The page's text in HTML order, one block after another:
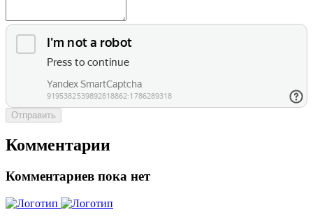
Отправить
Комментарии
Комментариев пока нет